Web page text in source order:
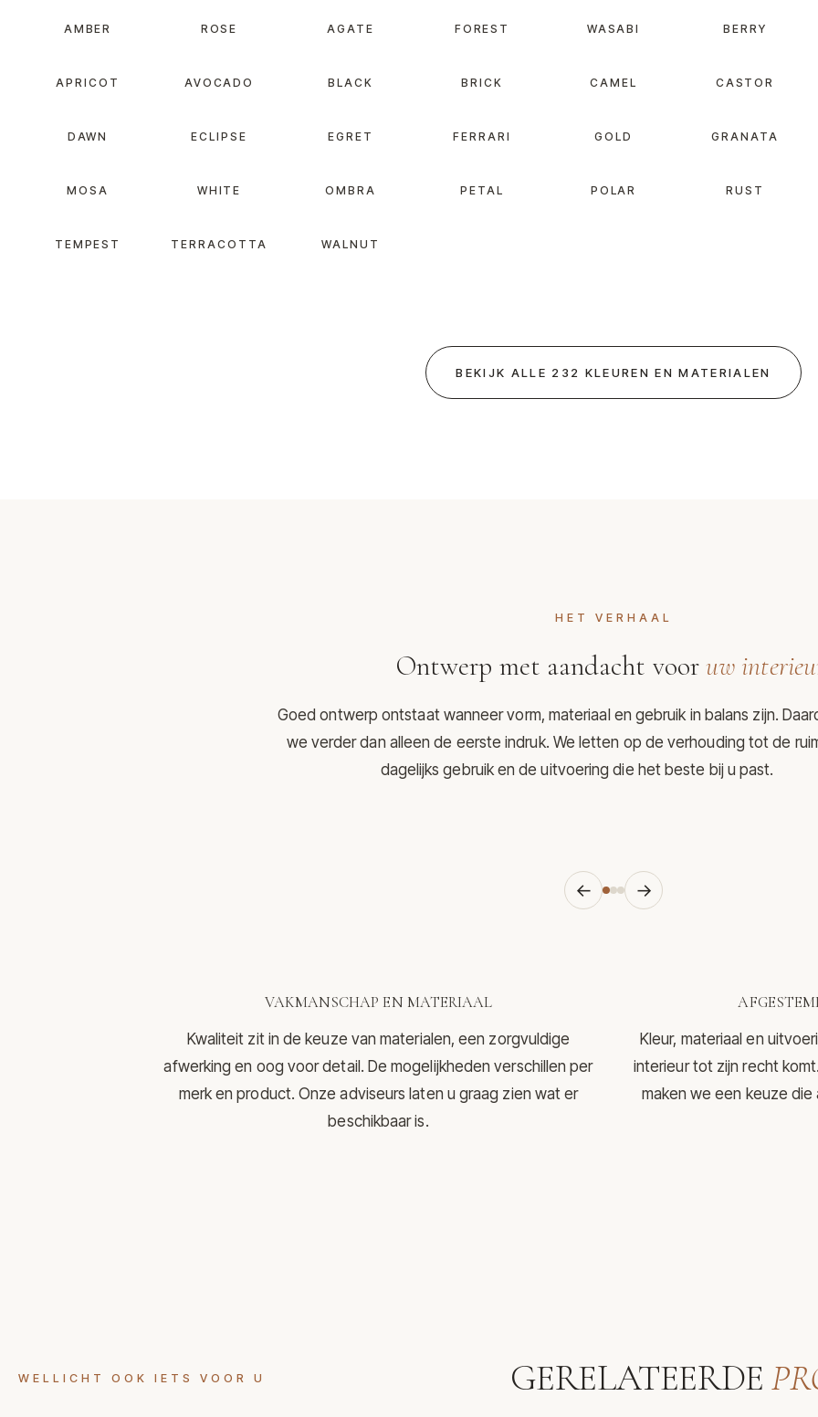
AMBER ROSE AGATE FOREST WASABI BERRY
APRICOT AVOCADO BLACK BRICK CAMEL CASTOR
DAWN ECLIPSE EGRET FERRARI GOLD GRANATA
MOSA WHITE OMBRA PETAL POLAR RUST
TEMPEST TERRACOTTA WALNUT
BEKIJK ALLE 232 KLEUREN EN MATERIALEN
HET VERHAAL
Ontwerp met aandacht voor uw
Goed ontwerp ontstaat wanneer vorm, materiaal en gebruik in balans zijn.
we verder dan alleen de eerste indruk. We letten op de verhouding tot de
dagelijks gebruik en de uitvoering die het beste bij u past.
← →
VAKMANSCHAP EN MATERIAAL
Kwaliteit zit in de keuze van materialen, een zorgvuldige
afwerking en oog voor detail. De mogelijkheden verschillen per
merk en product. Onze adviseurs laten u graag zien wat er
beschikbaar is.
Kleur, materiaal en
interieur tot zijn recht
maken we een keuze die
WELLICHT OOK IETS VOOR U GERELATEERDE